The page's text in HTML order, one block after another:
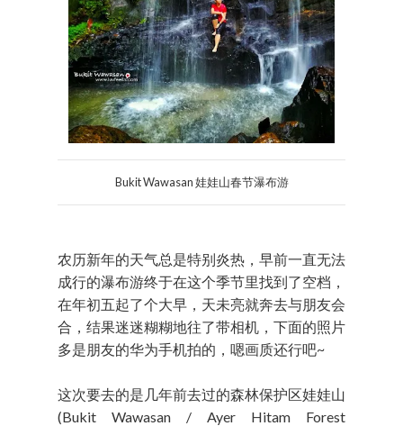
Bukit Wawasan 娃娃山春节瀑布游
农历新年的天气总是特别炎热，早前一直无法
成行的瀑布游终于在这个季节里找到了空档，
在年初五起了个大早，天未亮就奔去与朋友会
合，结果迷迷糊糊地往了带相机，下面的照片
多是朋友的华为手机拍的，嗯画质还行吧~
这次要去的是几年前去过的森林保护区娃娃山
(Bukit Wawasan / Ayer Hitam Forest